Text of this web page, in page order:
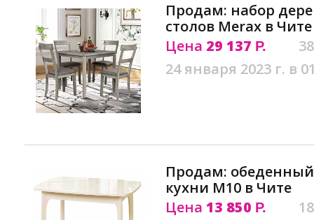
Продам: набор
столов Merax в Чите
Цена 29 137 Р.
24 января 2023 г. в
Продам: обеденный
кухни М10 в Чите
Цена 13 850 Р.